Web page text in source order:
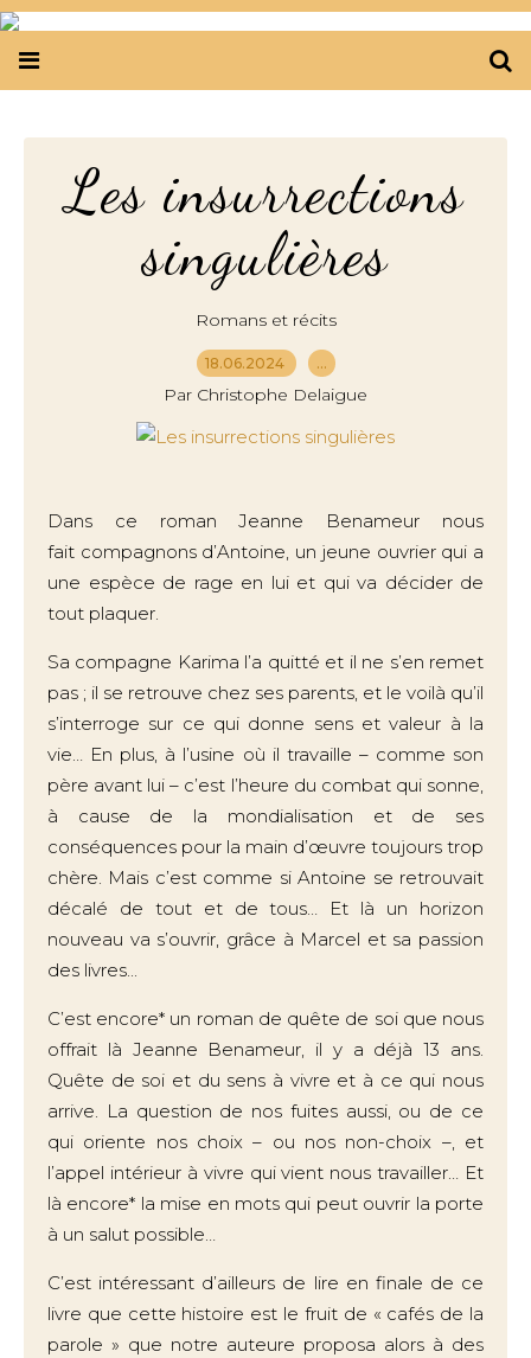
Les insurrections
singulières
Romans et récits
18.06.2024 …
Par Christophe Delaigue
Dans ce roman Jeanne Benameur nous
fait compagnons d’Antoine, un jeune ouvrier qui a
une espèce de rage en lui et qui va décider de
tout plaquer.
Sa compagne Karima l’a quitté et il ne s’en remet
pas ; il se retrouve chez ses parents, et le voilà qu’il
s’interroge sur ce qui donne sens et valeur à la
vie… En plus, à l’usine où il travaille – comme son
père avant lui – c’est l’heure du combat qui sonne,
à cause de la mondialisation et de ses
conséquences pour la main d’œuvre toujours trop
chère. Mais c’est comme si Antoine se retrouvait
décalé de tout et de tous… Et là un horizon
nouveau va s’ouvrir, grâce à Marcel et sa passion
des livres...
C’est encore* un roman de quête de soi que nous
offrait là Jeanne Benameur, il y a déjà 13 ans.
Quête de soi et du sens à vivre et à ce qui nous
arrive. La question de nos fuites aussi, ou de ce
qui oriente nos choix – ou nos non-choix –, et
l’appel intérieur à vivre qui vient nous travailler… Et
là encore* la mise en mots qui peut ouvrir la porte
à un salut possible…
C’est intéressant d’ailleurs de lire en finale de ce
livre que cette histoire est le fruit de « cafés de la
parole » que notre auteure proposa alors à des